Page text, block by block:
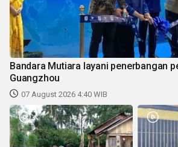
Bandara Mutiara layani penerbangan
Guangzhou
07 August 2026 4:40 WIB